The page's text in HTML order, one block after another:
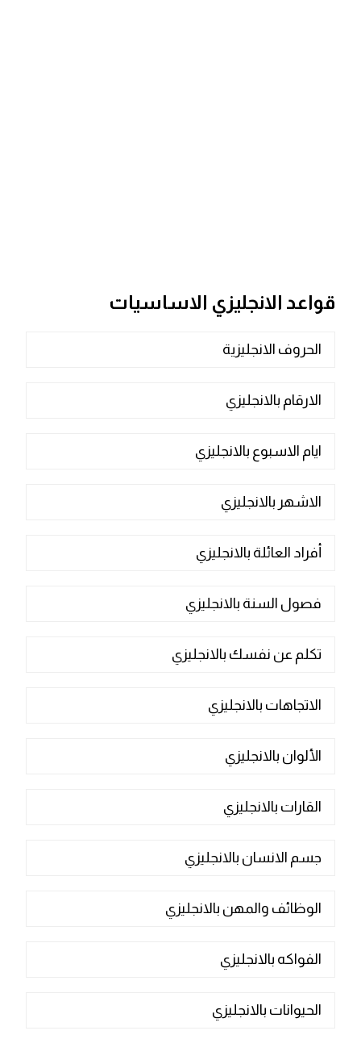
قواعد الانجليزي الاساسيات
الحروف الانجليزية
الارقام بالانجليزي
ايام الاسبوع بالانجليزي
الاشهر بالانجليزي
أفراد العائلة بالانجليزي
فصول السنة بالانجليزي
تكلم عن نفسك بالانجليزي
الاتجاهات بالانجليزي
الألوان بالانجليزي
القارات بالانجليزي
جسم الانسان بالانجليزي
الوظائف والمهن بالانجليزي
الفواكه بالانجليزي
الحيوانات بالانجليزي